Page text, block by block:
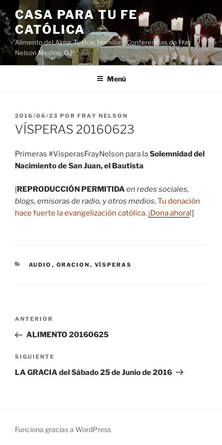
Saltar
al
contenido
CASA PARA TU FE
CATÓLICA
Alimento del Alma: Textos, Homilias, Conferencias de Fray
Nelson Medina, O.P.
Menú
PUBLICADO
EL
2016/06/23 POR FRAY NELSON
VÍSPERAS 20160623
Primeras #VisperasFrayNelson para laSolemnidad del
Nacimiento de San Juan, el Bautista
[REPRODUCCIÓN PERMITIDAen redes sociales,
blogs, emisoras de radio, y otros medios.Tu donación
hace fuerte la evangelización católica. ¡Dona ahora!]
CATEGORÍAS
AUDIO , ORACION , VÍSPERAS
Navegación
entradas
Entrada
anterior:
ANTERIOR
ALIMENTO 20160625
Siguiente
entrada
SIGUIENTE
LA GRACIA del Sábado 25 de Junio de 2016
Funciona gracias a WordPress